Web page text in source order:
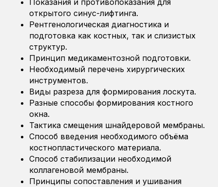
Показания и противопоказания для
открытого синус-лифтинга.
Рентгенологическая диагностика и
подготовка как костных, так и слизистых
структур.
Принцип медикаментозной подготовки.
Необходимый перечень хирургических
инструментов.
Виды разреза для формирования лоскута.
Разные способы формирования костного
окна.
Тактика смещения шнайдеровой мембраны.
Способ введения необходимого объёма
костнопластического материала.
Способ стабилизации необходимой
коллагеновой мембраны.
Принципы сопоставления и ушивания